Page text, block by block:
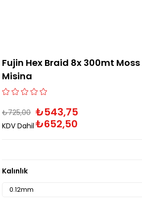
Fujin Hex Braid 8x 300mt Moss
Misina
₺725,00 ₺543,75
KDV Dahil ₺652,50
Kalınlık